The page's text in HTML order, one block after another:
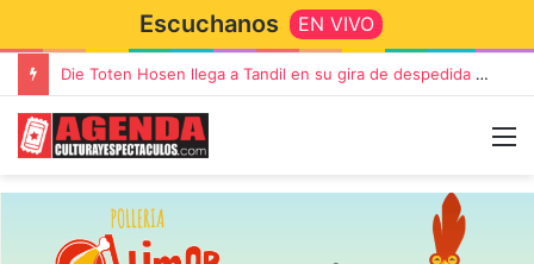
Escuchanos EN VIVO
Die Toten Hosen llega a Tandil en su gira de despedida «Fútbol, Asado, Vino y Adiós Amigos»